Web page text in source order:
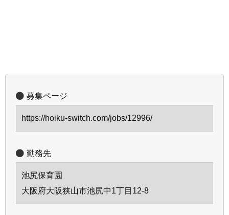
募集ページ
https://hoiku-switch.com/jobs/12996/
勤務先
池尻保育園
大阪府大阪狭山市池尻中1丁目12-8